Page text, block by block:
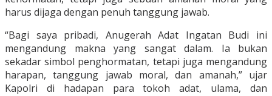
harus dijaga dengan penuh tanggung jawab.
“Bagi saya pribadi, Anugerah Adat Ingatan Budi ini
mengandung makna yang sangat dalam. Ia bukan
sekadar simbol penghormatan, tetapi juga mengandung
harapan, tanggung jawab moral, dan amanah,” ujar
Kapolri di hadapan para tokoh adat, ulama, dan